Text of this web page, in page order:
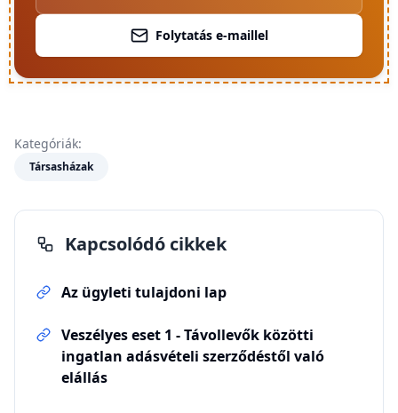
Folytatás e-maillel
Kategóriák:
Társasházak
Kapcsolódó cikkek
Az ügyleti tulajdoni lap
Veszélyes eset 1 - Távollevők közötti
ingatlan adásvételi szerződéstől való
elállás